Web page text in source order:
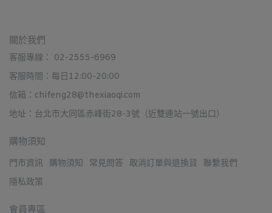
關於我們
客服專線： 02-2555-6969
客服時間：每日12:00-20:00
信箱：chifeng28@thexiaoqi.com
地址：台北市大同區赤峰街28-3號（近雙連站一號出口）
購物須知
門市資訊 購物須知 常見問答 取消訂單與退換貨
聯繫我們
隱私政策
會員專區